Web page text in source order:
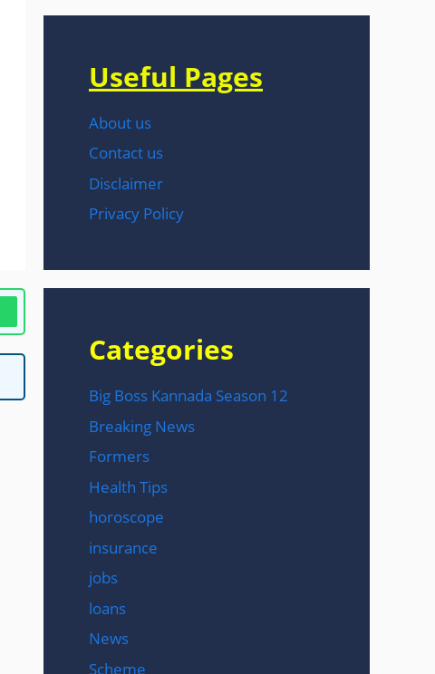
Useful Pages
About us
Contact us
Disclaimer
Privacy Policy
Categories
Big Boss Kannada Season 12
Breaking News
Formers
Health Tips
horoscope
insurance
jobs
loans
News
Scheme